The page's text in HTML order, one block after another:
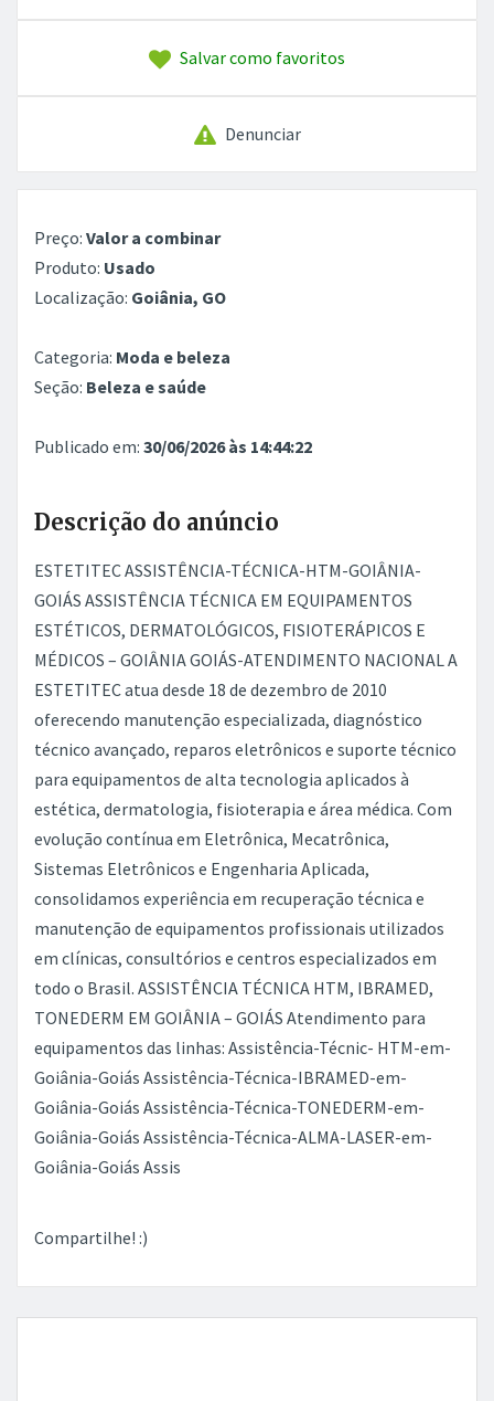
Salvar como favoritos
Denunciar
Preço: Valor a combinar
Produto: Usado
Localização: Goiânia, GO
Categoria: Moda e beleza
Seção: Beleza e saúde
Publicado em: 30/06/2026 às 14:44:22
Descrição do anúncio
ESTETITEC ASSISTÊNCIA-TÉCNICA-HTM-GOIÂNIA-
GOIÁS ASSISTÊNCIA TÉCNICA EM EQUIPAMENTOS
ESTÉTICOS, DERMATOLÓGICOS, FISIOTERÁPICOS E
MÉDICOS – GOIÂNIA GOIÁS-ATENDIMENTO NACIONAL A
ESTETITEC atua desde 18 de dezembro de 2010
oferecendo manutenção especializada, diagnóstico
técnico avançado, reparos eletrônicos e suporte técnico
para equipamentos de alta tecnologia aplicados à
estética, dermatologia, fisioterapia e área médica. Com
evolução contínua em Eletrônica, Mecatrônica,
Sistemas Eletrônicos e Engenharia Aplicada,
consolidamos experiência em recuperação técnica e
manutenção de equipamentos profissionais utilizados
em clínicas, consultórios e centros especializados em
todo o Brasil. ASSISTÊNCIA TÉCNICA HTM, IBRAMED,
TONEDERM EM GOIÂNIA – GOIÁS Atendimento para
equipamentos das linhas: Assistência-Técnic- HTM-em-
Goiânia-Goiás Assistência-Técnica-IBRAMED-em-
Goiânia-Goiás Assistência-Técnica-TONEDERM-em-
Goiânia-Goiás Assistência-Técnica-ALMA-LASER-em-
Goiânia-Goiás Assis
Compartilhe! :)